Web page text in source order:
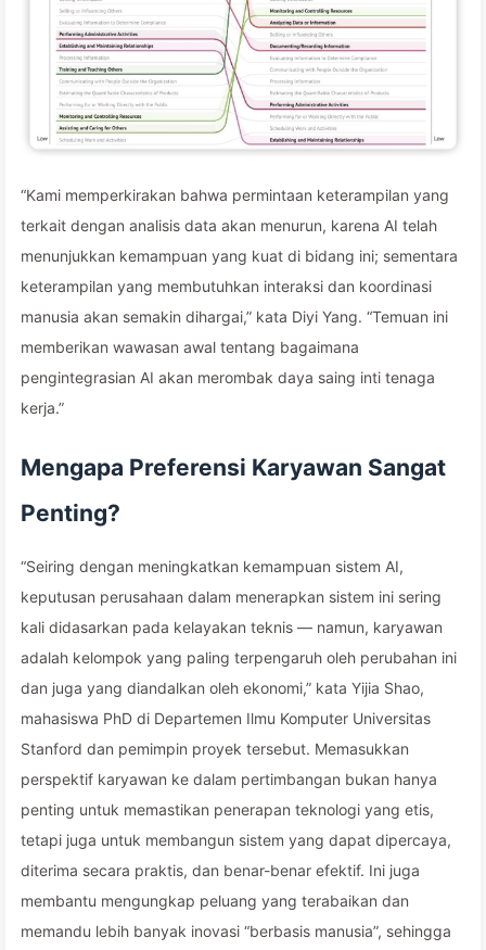
“Kami memperkirakan bahwa permintaan keterampilan yang
terkait dengan analisis data akan menurun, karena AI telah
menunjukkan kemampuan yang kuat di bidang ini; sementara
keterampilan yang membutuhkan interaksi dan koordinasi
manusia akan semakin dihargai,” kata Diyi Yang. “Temuan ini
memberikan wawasan awal tentang bagaimana
pengintegrasian AI akan merombak daya saing inti tenaga
kerja.”
Mengapa Preferensi Karyawan Sangat
Penting?
“Seiring dengan meningkatkan kemampuan sistem AI,
keputusan perusahaan dalam menerapkan sistem ini sering
kali didasarkan pada kelayakan teknis — namun, karyawan
adalah kelompok yang paling terpengaruh oleh perubahan ini
dan juga yang diandalkan oleh ekonomi,” kata Yijia Shao,
mahasiswa PhD di Departemen Ilmu Komputer Universitas
Stanford dan pemimpin proyek tersebut. Memasukkan
perspektif karyawan ke dalam pertimbangan bukan hanya
penting untuk memastikan penerapan teknologi yang etis,
tetapi juga untuk membangun sistem yang dapat dipercaya,
diterima secara praktis, dan benar-benar efektif. Ini juga
membantu mengungkap peluang yang terabaikan dan
memandu lebih banyak inovasi “berbasis manusia”, sehingga